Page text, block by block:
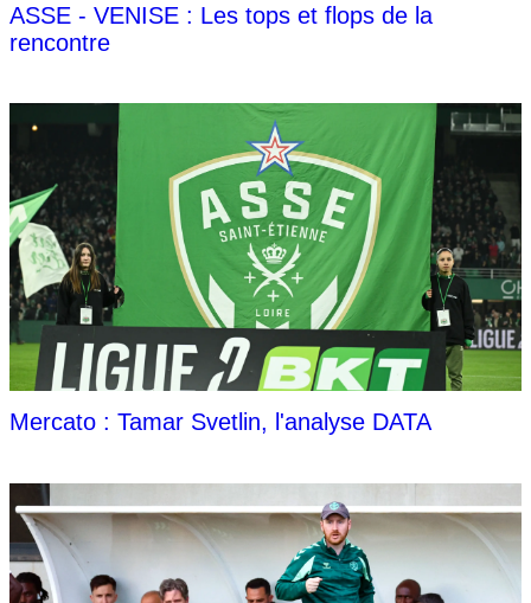
ASSE - VENISE : Les tops et flops de la
rencontre
Mercato : Tamar Svetlin, l'analyse DATA